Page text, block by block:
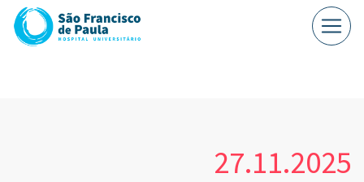
27.11.2025